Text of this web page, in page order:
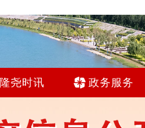
隆尧时讯 政务服务